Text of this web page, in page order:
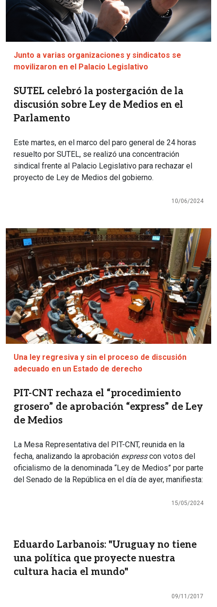
Junto a varias organizaciones y sindicatos se
movilizaron en el Palacio Legislativo
SUTEL celebró la postergación de la
discusión sobre Ley de Medios en el
Parlamento
Este martes, en el marco del paro general de 24 horas
resuelto por SUTEL, se realizó una concentración
sindical frente al Palacio Legislativo para rechazar el
proyecto de Ley de Medios del gobierno.
10/06/2024
Imagen
Una ley regresiva y sin el proceso de discusión
adecuado en un Estado de derecho
PIT-CNT rechaza el “procedimiento
grosero” de aprobación “express” de Ley
de Medios
La Mesa Representativa del PIT-CNT, reunida en la
fecha, analizando la aprobación expresscon votos del
oficialismo de la denominada “Ley de Medios” por parte
del Senado de la República en el día de ayer, manifiesta:
15/05/2024
Eduardo Larbanois: "Uruguay no tiene
una política que proyecte nuestra
cultura hacia el mundo"
09/11/2017